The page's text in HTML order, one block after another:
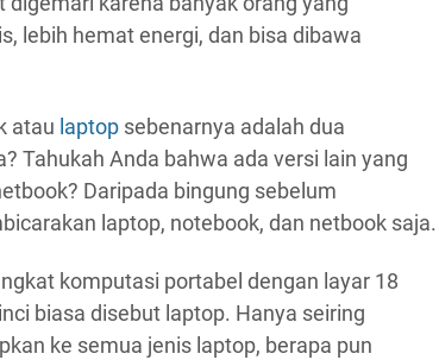
lebih hemat energi, dan bisa dibawa
atau laptop sebenarnya adalah dua
Tahukah Anda bahwa ada versi lain yang
Daripada bingung sebelum
laptop, notebook, dan netbook saja.
komputasi portabel dengan layar 18
biasa disebut laptop. Hanya seiring
ke semua jenis laptop, berapa pun